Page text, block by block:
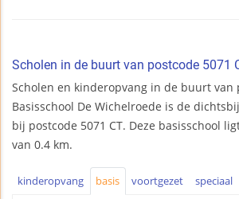
Scholen in de buurt van postcode 5071
Scholen en kinderopvang in de buurt van
Basisschool De Wichelroede is de
bij postcode 5071 CT. Deze basisschool
van 0.4 km.
kinderopvang basis voortgezet speciaal